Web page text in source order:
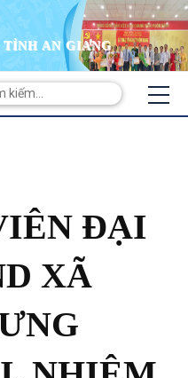
AN GIANG
ĐẠI
XÃ